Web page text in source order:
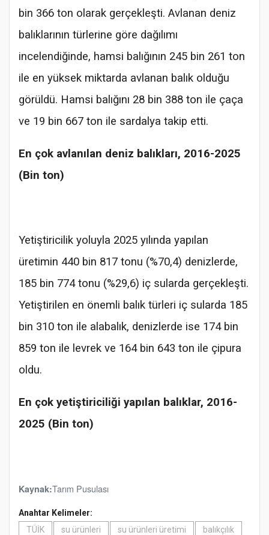
bin 366 ton olarak gerçekleşti. Avlanan deniz
balıklarının türlerine göre dağılımı
incelendiğinde, hamsi balığının 245 bin 261 ton
ile en yüksek miktarda avlanan balık olduğu
görüldü. Hamsi balığını 28 bin 388 ton ile çaça
ve 19 bin 667 ton ile sardalya takip etti.
En çok avlanılan deniz balıkları, 2016-2025
(Bin ton)
Yetiştiricilik yoluyla 2025 yılında yapılan
üretimin 440 bin 817 tonu (%70,4) denizlerde,
185 bin 774 tonu (%29,6) iç sularda gerçekleşti.
Yetiştirilen en önemli balık türleri iç sularda 185
bin 310 ton ile alabalık, denizlerde ise 174 bin
859 ton ile levrek ve 164 bin 643 ton ile çipura
oldu.
En çok yetiştiriciliği yapılan balıklar, 2016-
2025 (Bin ton)
Kaynak:Tarım Pusulası
Anahtar Kelimeler:
TÜİK
su ürünleri su ürünleri üretimi balıkçılık